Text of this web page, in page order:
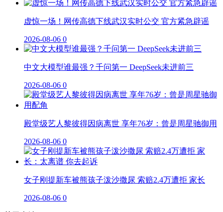
虚惊一场！网传高德下线武汉实时公交 官方紧急辟谣
2026-08-06 0
中文大模型谁最强？千问第一 DeepSeek未进前三
2026-08-06 0
殿堂级艺人黎彼得因病离世 享年76岁：曾是周星驰御用
2026-08-06 0
女子刚提新车被熊孩子泼沙撒尿 索赔2.4万遭拒 家长
2026-08-06 0